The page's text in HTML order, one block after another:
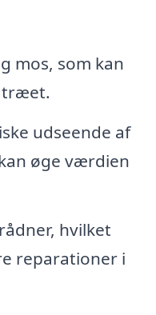
mos, som kan
træet.
udseende af
øge værdien
hvilket
reparationer i